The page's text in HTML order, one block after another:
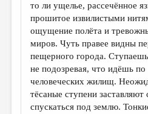
ТРЕДИАКОВСКИЙ
МЕДИА
ВКОНТАКТЕ
то ли ущелье, рассечённое
прошитое извилистыми
ощущение полёта и
миров. Чуть правее видны
пещерного города.
не подозревая, что идёшь
человеческих жилищ.
тёсаные ступени
спускаться под землю.